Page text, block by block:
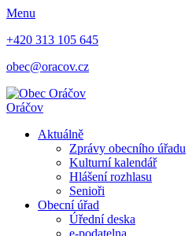
Menu
+420 313 105 645
obec@oracov.cz
Oráčov
Aktuálně
Zprávy obecního úřadu
Kulturní kalendář
Hlášení rozhlasu
Senioři
Obecní úřad
Úřední deska
e-podatelna